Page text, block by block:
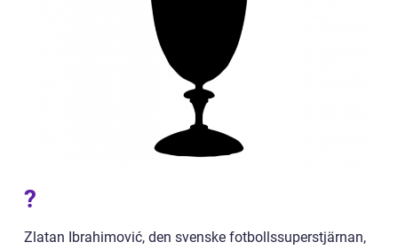
?
Zlatan Ibrahimović, den svenske fotbollssuperstjärnan,